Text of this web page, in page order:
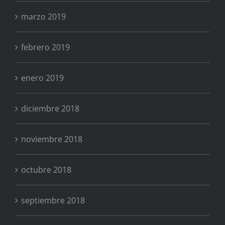
marzo 2019
febrero 2019
enero 2019
diciembre 2018
noviembre 2018
octubre 2018
septiembre 2018